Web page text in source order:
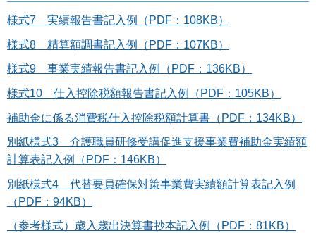
様式7 実績報告書記入例（PDF：108KB）
様式8 精算額調書記入例（PDF：107KB）
様式9 事業実績報告書記入例（PDF：136KB）
様式10 仕入控除税額報告書記入例（PDF：105KB）
補助金に係る消費税仕入控除税額計算書（PDF：134KB）
別紙様式3 介護職員研修受講促進支援事業費補助金実績額
計算表記入例（PDF：146KB）
別紙様式4 代替要員確保対策事業費実績額計算表記入例
（PDF：94KB）
（参考様式）歳入歳出決算書抄本記入例（PDF：81KB）